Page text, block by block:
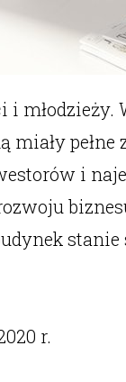
i
i
r.